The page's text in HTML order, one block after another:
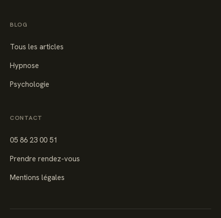
BLOG
Tous les articles
Hypnose
Psychologie
CONTACT
05 86 23 00 51
Prendre rendez-vous
Mentions légales